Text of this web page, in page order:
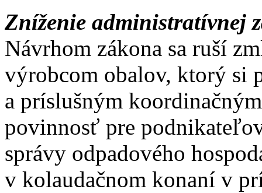
Zníženie administratívnej
Návrhom zákona sa ruší
výrobcom obalov, ktorý si
a príslušným
povinnosť pre
správy odpadového
v kolaudačnom konaní v